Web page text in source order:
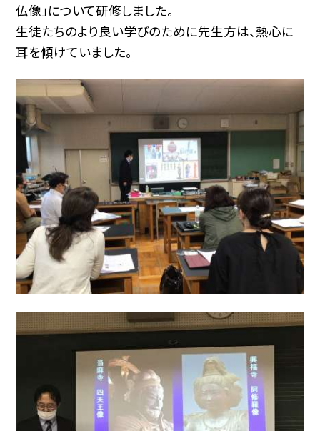
仏像」について研修しました。
生徒たちのより良い学びのために先生方は、熱心に
耳を傾けていました。